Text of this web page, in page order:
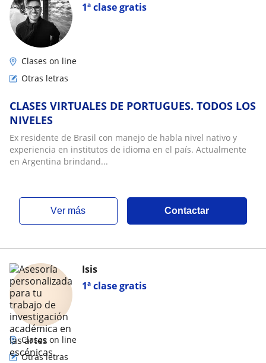
1ª clase gratis
Clases on line
Otras letras
CLASES VIRTUALES DE PORTUGUES. TODOS LOS
NIVELES
Ex residente de Brasil con manejo de habla nivel nativo y
experiencia en institutos de idioma en el país. Actualmente
en Argentina brindand...
ver más Contactar
1ª clase gratis
Isis
Clases on line
Otras letras